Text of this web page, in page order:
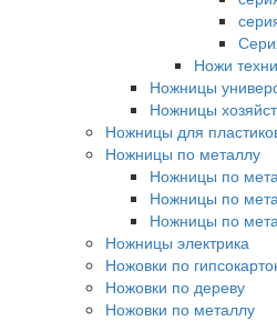
Ножи
Ножницы
Ножницы
Ножницы для
Ножницы по металлу
Ножницы по
Ножницы по
Ножницы по
Ножницы электрика
Ножовки по
Ножовки по дереву
Ножовки по металлу